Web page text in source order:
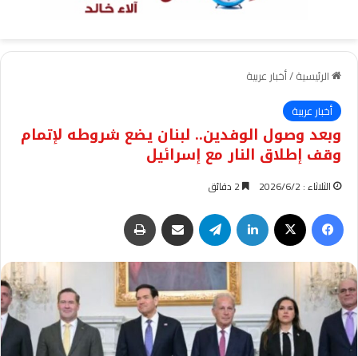
الرئيسية/أخبار عربية
أخبار عربية
وبعد وصول الوفدين.. لبنان يضع شروطه لإتمام
وقف إطلاق النار مع إسرائيل
الثلاثاء : 2026/6/2
فيسبوك لينكدإن تيلقرام مشاركة عبر البريد